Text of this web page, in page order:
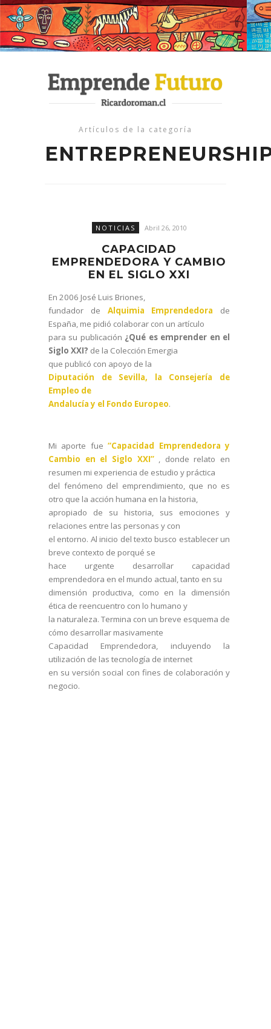
Artículos de la categoría
NOTICIAS Abril 26, 2010
CAPACIDAD
EMPRENDEDORA Y CAMBIO
EN EL SIGLO XXI
En 2006 José Luis Briones,
fundador de Alquimia Emprendedora de
España, me pidió colaborar con un artículo
para su publicación ¿Qué es emprender en el
Siglo XXI? de la Colección Emergia
que publicó con apoyo de la
Diputación de Sevilla, la Consejería de
Empleo de
Andalucía y el Fondo Europeo.
Mi aporte fue“Capacidad Emprendedora y
Cambio en el Siglo XXI”, donde relato en
resumen mi experiencia de estudio y práctica
del fenómeno del emprendimiento, que no es
otro que la acción humana en la historia,
apropiado de su historia, sus emociones y
relaciones entre las personas y con
el entorno. Al inicio del texto busco establecer un
breve contexto de porqué se
hace urgente desarrollar capacidad
emprendedora en el mundo actual, tanto en su
dimensión productiva, como en la dimensión
ética de reencuentro con lo humano y
la naturaleza. Termina con un breve esquema de
cómo desarrollar masivamente
Capacidad Emprendedora, incluyendo la
utilización de las tecnología de internet
en su versión social con fines de colaboración y
negocio.